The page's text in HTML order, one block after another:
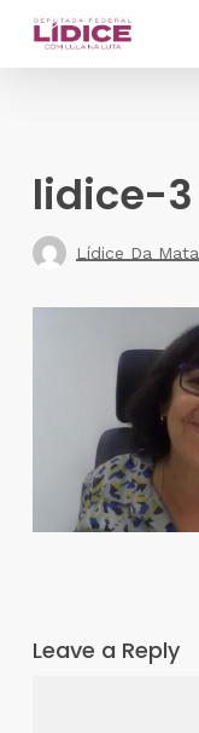
Skip
lidice-3
Lídice Da Mata
Leave a Reply